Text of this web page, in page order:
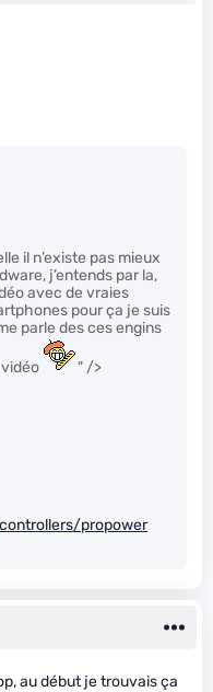
il n’existe pas mieux
j’entends par la,
avec de vraies
pour ça je suis
parle des ces engins
" />
propower
au début je trouvais ça